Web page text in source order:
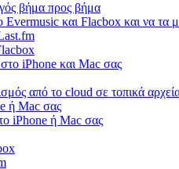
βήμα προς βήμα
Evermusic και Flacbox και να τα
iPhone και Mac σας
από το cloud σε τοπικά
ή Mac σας
iPhone ή Mac σας